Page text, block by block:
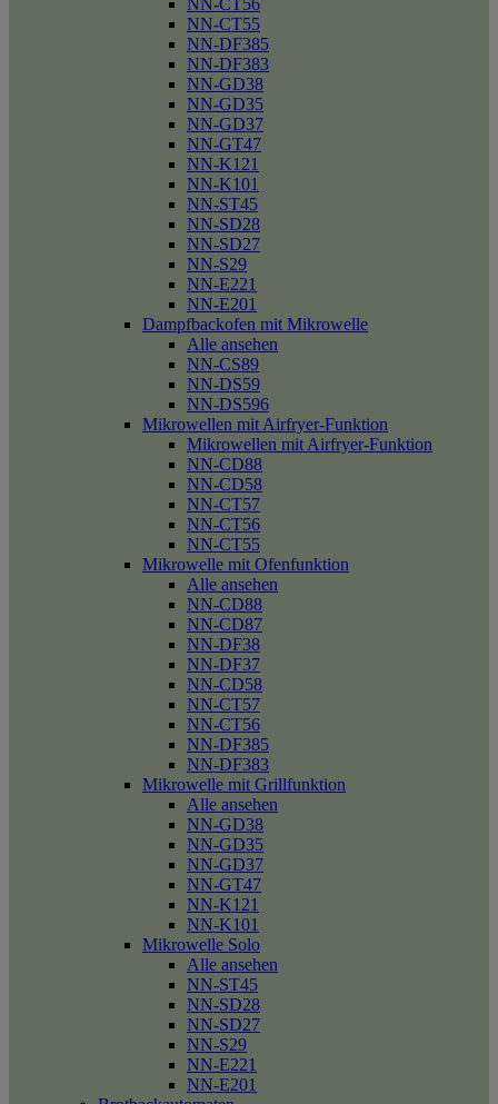
NN-CT56
NN-CT55
NN-DF385
NN-DF383
NN-GD38
NN-GD35
NN-GD37
NN-GT47
NN-K121
NN-K101
NN-ST45
NN-SD28
NN-SD27
NN-S29
NN-E221
NN-E201
Dampfbackofen mit Mikrowelle
Alle ansehen
NN-CS89
NN-DS59
NN-DS596
Mikrowellen mit Airfryer-Funktion
Mikrowellen mit Airfryer-Funktion
NN-CD88
NN-CD58
NN-CT57
NN-CT56
NN-CT55
Mikrowelle mit Ofenfunktion
Alle ansehen
NN-CD88
NN-CD87
NN-DF38
NN-DF37
NN-CD58
NN-CT57
NN-CT56
NN-DF385
NN-DF383
Mikrowelle mit Grillfunktion
Alle ansehen
NN-GD38
NN-GD35
NN-GD37
NN-GT47
NN-K121
NN-K101
Mikrowelle Solo
Alle ansehen
NN-ST45
NN-SD28
NN-SD27
NN-S29
NN-E221
NN-E201